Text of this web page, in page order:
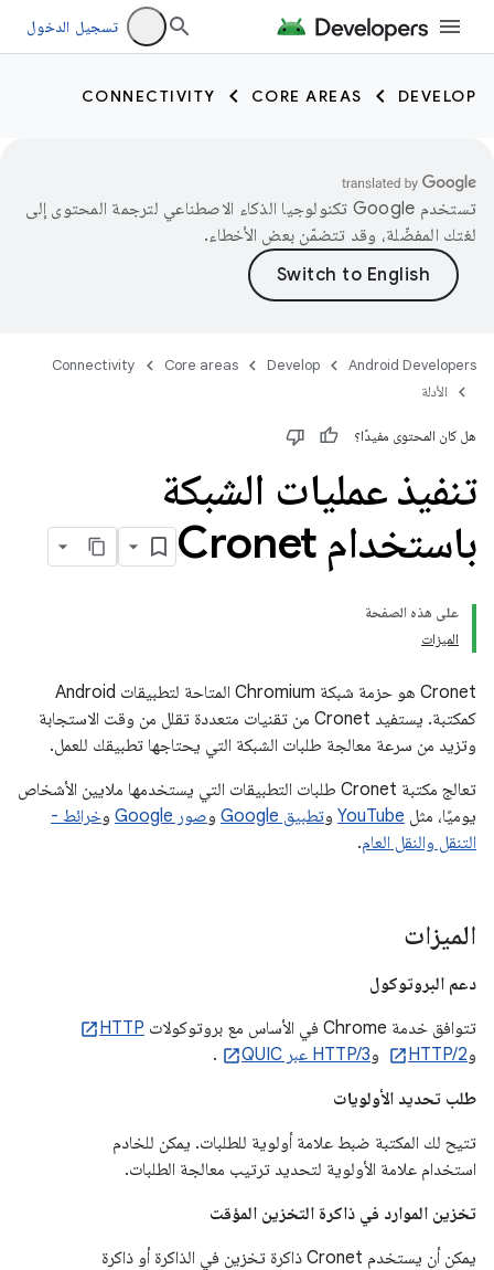
تسجيل الدخول
DEVELOP
CORE AREAS
CONNECTIVITY
تستخدم Google تكنولوجيا الذكاء الاصطناعي لترجمة المحتوى إلى
لغتك المفضّلة، وقد تتضمّن بعض الأخطاء.
Android Developers
Develop
Core areas
Connectivity
الأدلة
هل كان المحتوى مفيدًا؟
تنفيذ عمليات الشبكة
باستخدام Cronet
على هذه الصفحة
الميزات
Cronet هو حزمة شبكة Chromium المتاحة لتطبيقات Android
كمكتبة. يستفيد Cronet من تقنيات متعددة تقلل من وقت الاستجابة
وتزيد من سرعة معالجة طلبات الشبكة التي يحتاجها تطبيقك للعمل.
تعالج مكتبة Cronet طلبات التطبيقات التي يستخدمها ملايين الأشخاص
يوميًا، مثل YouTube وتطبيق Google وصور Google وخرائط -
التنقل والنقل العام.
الميزات
دعم البروتوكول
تتوافق خدمة Chrome في الأساس مع بروتوكولات
HTTP
وHTTP/2 وHTTP/3 عبر QUIC
.
طلب تحديد الأولويات
تتيح لك المكتبة ضبط علامة أولوية للطلبات. يمكن للخادم
استخدام علامة الأولوية لتحديد ترتيب معالجة الطلبات.
تخزين الموارد في ذاكرة التخزين المؤقت
يمكن أن يستخدم Cronet ذاكرة تخزين في الذاكرة أو ذاكرة